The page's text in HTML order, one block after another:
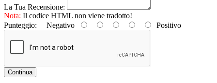
La Tua Recensione:
Nota: Il codice HTML non viene tradotto!
Punteggio: Negativo Positivo
Continua